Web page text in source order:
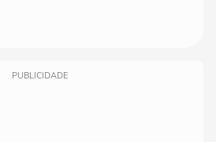
PUBLICIDADE